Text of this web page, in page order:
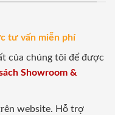
tư vấn miễn phí
của chúng tôi để được
Showroom &
website. Hỗ trợ